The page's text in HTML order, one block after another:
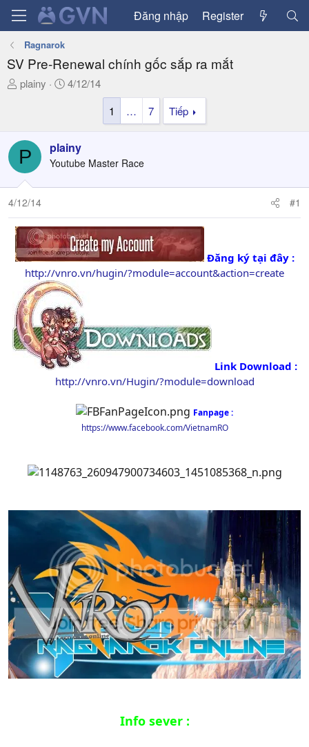
Đăng nhập Register
Ragnarok
SV Pre-Renewal chính gốc sắp ra mắt
T
a
d
s
t
a
t
e
r
plainy
N
g
ử
i
4/12/14
1
… 7 Tiếp
P plainy
Youtube Master Race
4/12/14 #1
Đăng ký tại đây :
http://vnro.vn/hugin/?module=account&action=create
Link Download :
http://vnro.vn/Hugin/?module=download
Fanpage :
https://www.facebook.com/VietnamRO
Info sever :